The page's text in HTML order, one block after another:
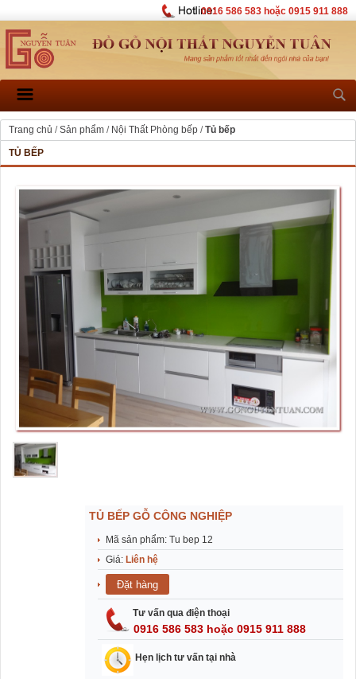
0916 586 583 hoặc 0915 911 888
Trang chủ /Sản phẩm / Nội Thất Phòng bếp /Tủ bếp
TỦ BẾP
TỦ BẾP GỖ CÔNG NGHIỆP
Mã sản phẩm: Tu bep 12
Giá: Liên hệ
Tư vấn qua điện thoại
0916 586 583 hoặc 0915 911 888
Hẹn lịch tư vấn tại nhà